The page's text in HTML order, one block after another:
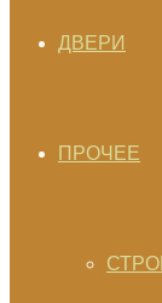
ДВЕРИ
ПРОЧЕЕ